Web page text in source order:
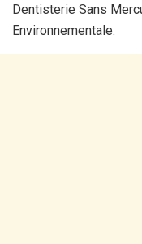
Dentisterie Sans
Environnementale.